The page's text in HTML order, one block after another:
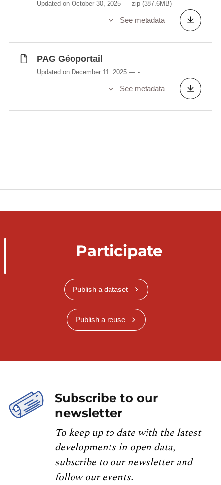
Updated on October 30, 2025 zip (387.6MB)
See metadata
PAG Géoportail
Updated on December 11, 2025 -
See metadata
Participate
Publish a dataset
Publish a reuse
Subscribe to our
newsletter
To keep up to date with the latest
developments in open data,
subscribe to our newsletter and
follow our events.